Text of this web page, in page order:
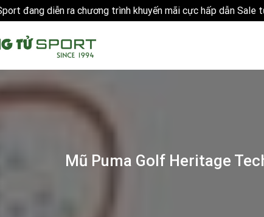
đang diễn ra chương trình khuyến mãi cực hấp dẫn Sale
Mũ Puma Golf Heritage